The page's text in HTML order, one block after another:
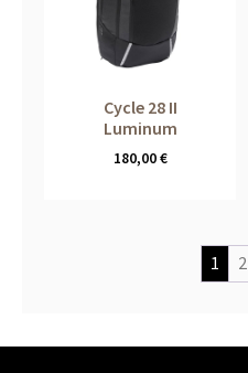
Cycle 28 II
Luminum
180,00€
1 2